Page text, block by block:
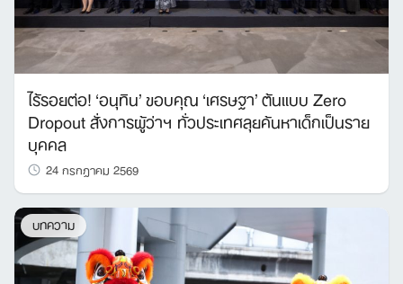
ไร้รอยต่อ! ‘อนุทิน’ ขอบคุณ ‘เศรษฐา’ ต้นแบบ Zero
Dropout สั่งการผู้ว่าฯ ทั่วประเทศลุยค้นหาเด็กเป็นราย
บุคคล
24 กรกฎาคม 2569
บทความ